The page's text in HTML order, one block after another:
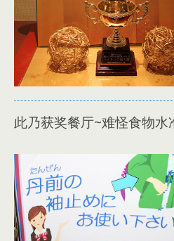
此乃获奖餐厅~难怪食物水